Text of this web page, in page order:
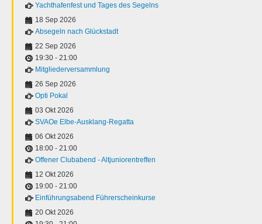
Yachthafenfest und Tages des Segelns
18 Sep 2026
Absegeln nach Glückstadt
22 Sep 2026
19:30 - 21:00
Mitgliederversammlung
26 Sep 2026
Opti Pokal
03 Okt 2026
SVAOe Elbe-Ausklang-Regatta
06 Okt 2026
18:00 - 21:00
Offener Clubabend - Altjuniorentreffen
12 Okt 2026
19:00 - 21:00
Einführungsabend Führerscheinkurse
20 Okt 2026